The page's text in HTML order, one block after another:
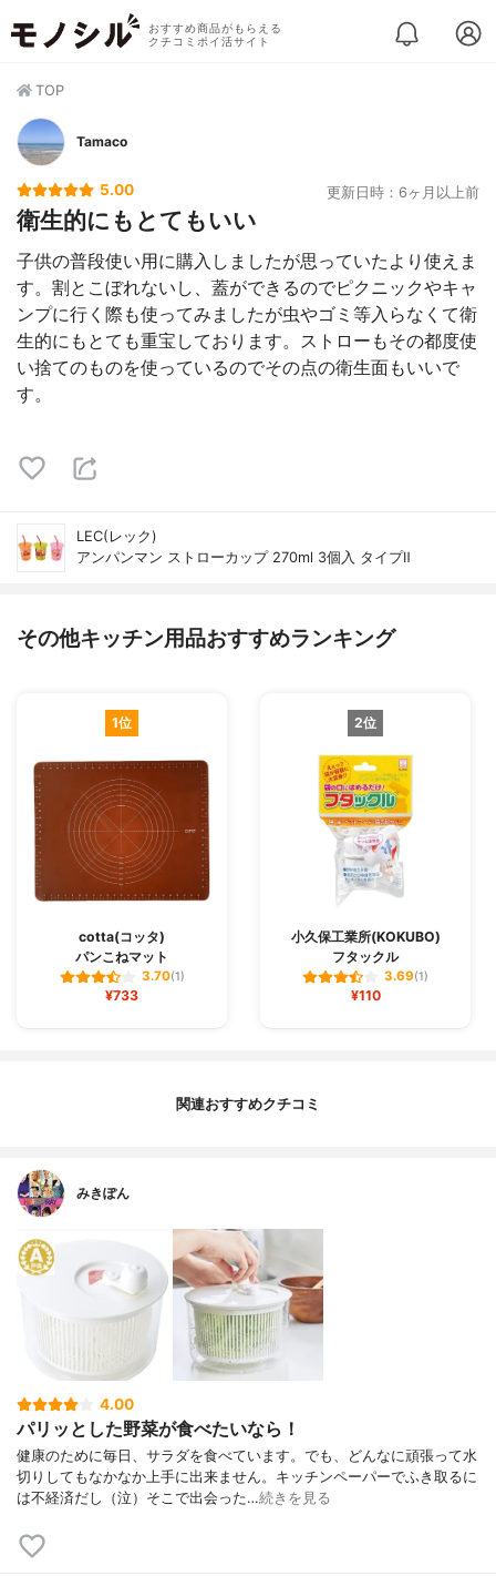
おすすめ商品がもらえる
クチコミポイ活サイト
TOP
Tamaco
5.00 更新日時：6ヶ月以上前
衛生的にもとてもいい
子供の普段使い用に購入しましたが思っていたより使えま
す。割とこぼれないし、蓋ができるのでピクニックやキャ
ンプに行く際も使ってみましたが虫やゴミ等入らなくて衛
生的にもとても重宝しております。ストローもその都度使
い捨てのものを使っているのでその点の衛生面もいいで
す。
LEC(レック)
アンパンマン ストローカップ 270ml 3個入 タイプⅡ
その他キッチン用品おすすめランキング
1位
cotta(コッタ)
パンこねマット
3.70(1)
¥733
2位
小久保工業所(KOKUBO)
フタックル
3.69(1)
¥110
関連おすすめクチコミ
みきぽん
4.00
パリッとした野菜が食べたいなら！
健康のために毎日、サラダを食べています。でも、どんなに頑張って水
切りしてもなかなか上手に出来ません。キッチンペーパーでふき取るに
は不経済だし（泣）そこで出会った…続きを見る